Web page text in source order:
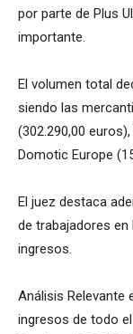
por parte de Plus
importante.
El volumen total
siendo las
(302.290,00
Domotic Europe
El juez destaca
de trabajadores
ingresos.
Análisis Relevante
ingresos de todo